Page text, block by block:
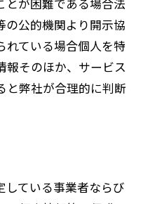
の公的機関より開示協
れている場合個人を特
報そのほか、サービス
と弊社が合理的に判断
している事業者ならび